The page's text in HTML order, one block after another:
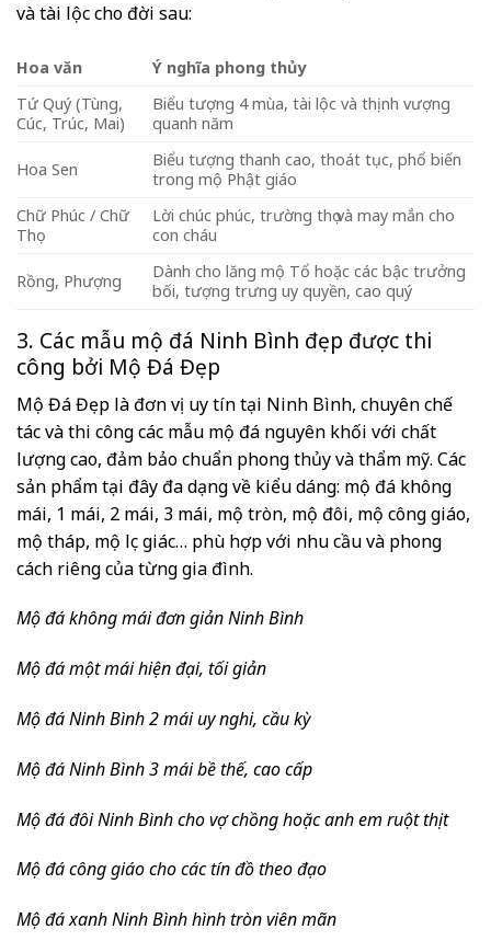
và tài lộc cho đời sau:
Hoa văn
Ý nghĩa phong thủy
Tứ Quý (Tùng,
Cúc, Trúc, Mai)
Biểu tượng 4 mùa, tài lộc và thịnh vượng
quanh năm
Hoa Sen
Biểu tượng thanh cao, thoát tục, phổ biến
trong mộ Phật giáo
Chữ Phúc / Chữ
Thọ
Lời chúc phúc, trường thọ và may mắn cho
con cháu
Rồng, Phượng
Dành cho lăng mộ Tổ hoặc các bậc trưởng
bối, tượng trưng uy quyền, cao quý
3. Các mẫu mộ đá Ninh Bình đẹp được thi
công bởi Mộ Đá Đẹp
Mộ Đá Đẹp là đơn vị uy tín tại Ninh Bình, chuyên chế
tác và thi công các mẫu mộ đá nguyên khối với chất
lượng cao, đảm bảo chuẩn phong thủy và thẩm mỹ. Các
sản phẩm tại đây đa dạng về kiểu dáng: mộ đá không
mái, 1 mái, 2 mái, 3 mái, mộ tròn, mộ đôi, mộ công giáo,
mộ tháp, mộ lục giác… phù hợp với nhu cầu và phong
cách riêng của từng gia đình.
Mộ đá không mái đơn giản Ninh Bình
Mộ đá một mái hiện đại, tối giản
Mộ đá Ninh Bình 2 mái uy nghi, cầu kỳ
Mộ đá Ninh Bình 3 mái bề thế, cao cấp
Mộ đá đôi Ninh Bình cho vợ chồng hoặc anh em ruột thịt
Mộ đá công giáo cho các tín đồ theo đạo
Mộ đá xanh Ninh Bình hình tròn viên mãn